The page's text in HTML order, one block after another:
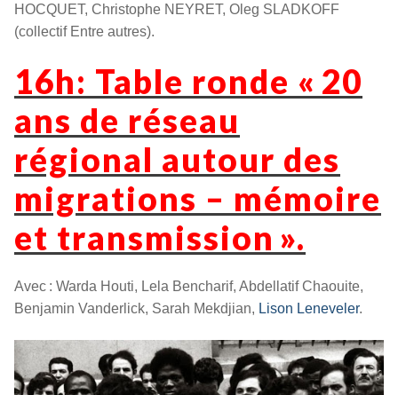
HOCQUET, Christophe NEYRET, Oleg SLADKOFF
(collectif Entre autres).
16h: Table ronde « 20
ans de réseau
régional autour des
migrations – mémoire
et transmission ».
Avec : Warda Houti, Lela Bencharif, Abdellatif Chaouite,
Benjamin Vanderlick, Sarah Mekdjian, Lison Leneveler.